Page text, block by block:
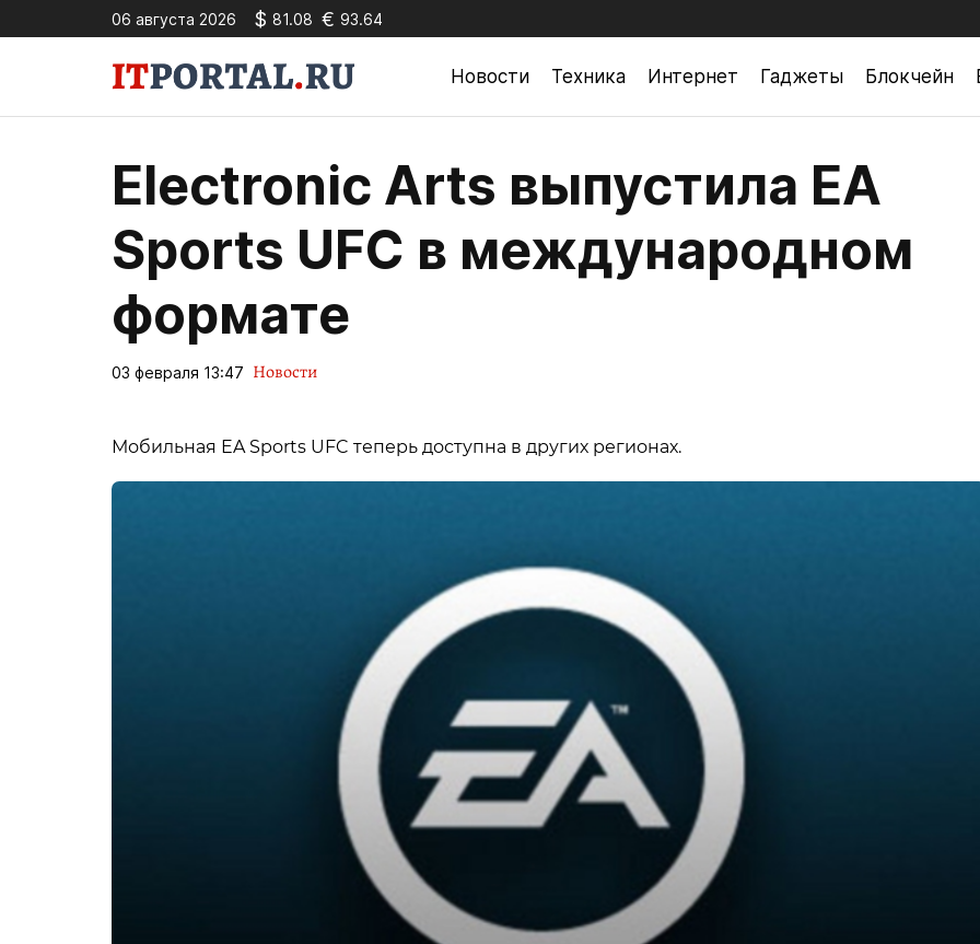
06 августа 2026 $ 81.08 € 93.64
Новости Техника Интернет Гаджеты Блокчейн
Electronic Arts выпустила EA
Sports UFC в международном
формате
03 февраля 13:47 Новости
Мобильная EA Sports UFC теперь доступна в других регионах.